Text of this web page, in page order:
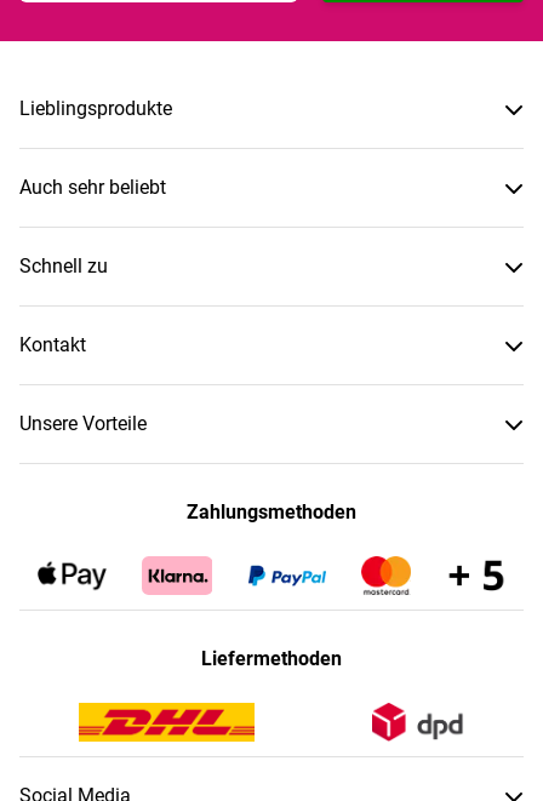
Lieblingsprodukte
Auch sehr beliebt
Schnell zu
Kontakt
Unsere Vorteile
Zahlungsmethoden
Liefermethoden
Social Media